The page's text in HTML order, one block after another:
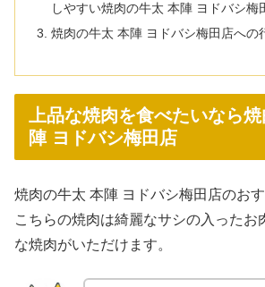
しやすい焼肉の牛太 本陣 ヨドバシ梅
焼肉の牛太 本陣 ヨドバシ梅田店への
上品な焼肉を食べたいなら
陣 ヨドバシ梅田店
焼肉の牛太 本陣 ヨドバシ梅田店のおす
こちらの焼肉は綺麗なサシの入ったお
な焼肉がいただけます。